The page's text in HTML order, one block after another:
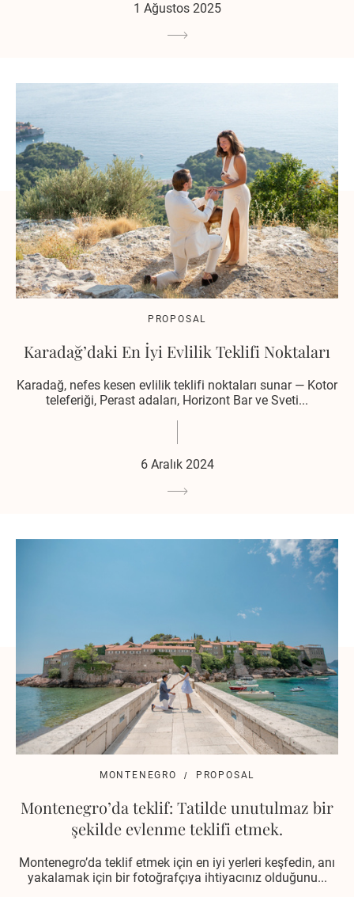
1 Ağustos 2025
PROPOSAL
Karadağ’daki En İyi Evlilik Teklifi Noktaları
Karadağ, nefes kesen evlilik teklifi noktaları sunar — Kotor
teleferiği, Perast adaları, Horizont Bar ve Sveti...
6 Aralık 2024
MONTENEGRO PROPOSAL
Montenegro’da teklif: Tatilde unutulmaz bir
şekilde evlenme teklifi etmek.
Montenegro’da teklif etmek için en iyi yerleri keşfedin, anı
yakalamak için bir fotoğrafçıya ihtiyacınız olduğunu...